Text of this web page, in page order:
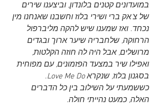
במועדונים קטנים בלונדון, וביצענו שירים
של צ'אק ברי ושירי בלוז וחשבנו שאנחנו מין
נכחד. ואז שמענו שיש להקה מליברפול
הרחוקה, שלחבריה שיער ארוך ובגדים
מרושלים, אבל היה לה חוזה הקלטות,
ואפילו שיר במצעד הפזמונים, עם מפוחית
בסגנון בלוז, שנקרא Love Me Do.
כששמעתי על השילוב בין כל הדברים
האלה, כמעט נהייתי חולה.